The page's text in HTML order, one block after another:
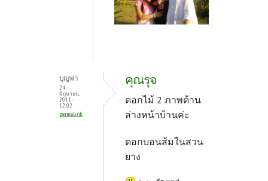
บุญพา
24
มิถุนายน,
2011 -
12:02
permalink
คุณรุจ
ดอกไม้ 2 ภาพด้าน
ล่างหน้าบ้านค่ะ
ดอกบอนส้มในสวน
ยาง